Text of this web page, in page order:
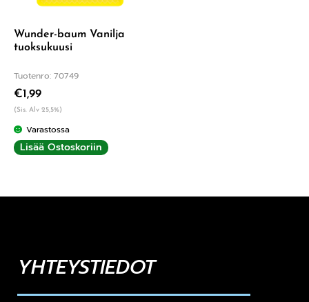
Wunder-baum Vanilja
tuoksukuusi
Tuotenro: 70749
€1,99
(Sis. Alv 25,5%)
Varastossa
Lisää Ostoskoriin
YHTEYSTIEDOT